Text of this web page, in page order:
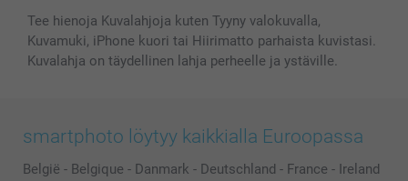
Tee hienoja Kuvalahjoja kuten Tyyny valokuvalla,
Kuvamuki, iPhone kuori tai Hiirimatto parhaista kuvistasi.
Kuvalahja on täydellinen lahja perheelle ja ystäville.
smartphoto löytyy kaikkialla Euroopassa
België - Belgique - Danmark - Deutschland - France - Ireland